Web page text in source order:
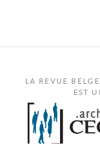
LA REVUE
EST